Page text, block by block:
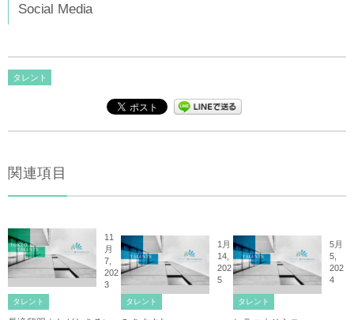
Social Media
タレント
関連項目
11
月
7,
202
3
タレント
1月
14,
202
5
タレント
5月
5,
202
4
タレント